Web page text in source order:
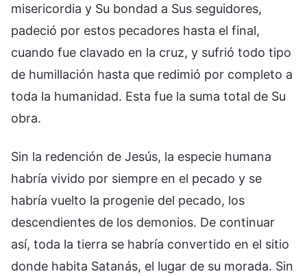
misericordia y Su bondad a Sus seguidores,
padeció por estos pecadores hasta el final,
cuando fue clavado en la cruz, y sufrió todo tipo
de humillación hasta que redimió por completo a
toda la humanidad. Esta fue la suma total de Su
obra.
Sin la redención de Jesús, la especie humana
habría vivido por siempre en el pecado y se
habría vuelto la progenie del pecado, los
descendientes de los demonios. De continuar
así, toda la tierra se habría convertido en el sitio
donde habita Satanás, el lugar de su morada. Sin